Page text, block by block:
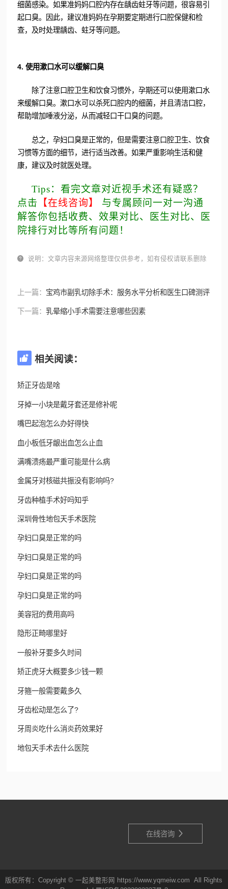
细菌感染。如果准妈妈口腔内存在龋齿蛀牙等问题，很容易引
起口臭。因此，建议准妈妈在孕期要定期进行口腔保健和检
查，及时处理龋齿、蛀牙等问题。
4. 使用漱口水可以缓解口臭
除了注意口腔卫生和饮食习惯外，孕期还可以使用漱口水
来缓解口臭。漱口水可以杀死口腔内的细菌，并且清洁口腔，
帮助增加唾液分泌，从而减轻口干口臭的问题。
总之，孕妇口臭是正常的，但是需要注意口腔卫生、饮食
习惯等方面的细节，进行适当改善。如果严重影响生活和健
康，建议及时就医处理。
Tips：看完文章对近视手术还有疑惑？
点击 【在线咨询】
与专属顾问一对一沟通
解答你包括收费、效果对比、医生对比、医
院排行对比等所有问题！
 说明：文章内容来源网络整理仅供参考，如有侵权请联系删除
上一篇： 宝鸡市副乳切除手术：服务水平分析和医生口碑测评
下一篇： 乳晕缩小手术需要注意哪些因素
 相关阅读：
矫正牙齿是啥
牙掉一小块是戴牙套还是修补呢
嘴巴起泡怎么办好得快
血小板低牙龈出血怎么止血
满嘴溃疡最严重可能是什么病
金属牙对核磁共振没有影响吗?
牙齿种植手术好吗知乎
深圳骨性地包天手术医院
孕妇口臭是正常的吗
孕妇口臭是正常的吗
孕妇口臭是正常的吗
孕妇口臭是正常的吗
美容冠的费用高吗
隐形正畸哪里好
一般补牙要多久时间
矫正虎牙大概要多少钱一颗
牙箍一般需要戴多久
牙齿松动是怎么了?
牙周炎吃什么消炎药效果好
地包天手术去什么医院
在线咨询 
版权所有：Copyright © 一起美整形网 https://www.yqmeiw.com All Rights